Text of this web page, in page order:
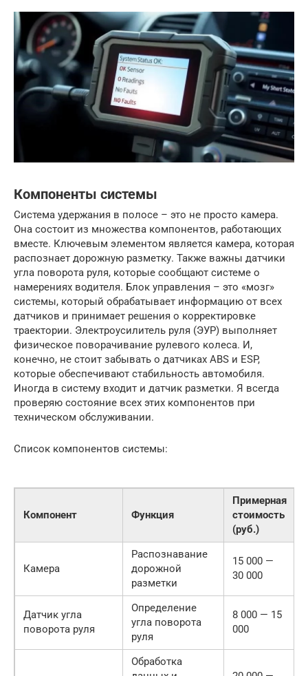
Компоненты системы
Система удержания в полосе – это не просто камера.
Она состоит из множества компонентов, работающих
вместе. Ключевым элементом является камера, которая
распознает дорожную разметку. Также важны датчики
угла поворота руля, которые сообщают системе о
намерениях водителя. Блок управления – это «мозг»
системы, который обрабатывает информацию от всех
датчиков и принимает решения о корректировке
траектории. Электроусилитель руля (ЭУР) выполняет
физическое поворачивание рулевого колеса. И,
конечно, не стоит забывать о датчиках ABS и ESP,
которые обеспечивают стабильность автомобиля.
Иногда в систему входит и датчик разметки. Я всегда
проверяю состояние всех этих компонентов при
техническом обслуживании.
Список компонентов системы:
Компонент Функция
Примерная
стоимость
(руб.)
Камера
Распознавание
дорожной
разметки
15 000 —
30 000
Датчик угла
поворота руля
Определение
угла поворота
руля
8 000 — 15
000
Обработка